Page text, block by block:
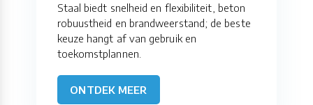
Staal biedt snelheid en flexibiliteit, beton
robuustheid en brandweerstand; de beste
keuze hangt af van gebruik en
toekomstplannen.
ONTDEK MEER